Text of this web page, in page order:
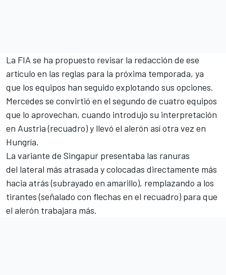
La FIA se ha propuesto revisar la redacción de ese
artículo en las reglas para la próxima temporada, ya
que los equipos han seguido explotando sus opciones.
Mercedes se convirtió en el segundo de cuatro equipos
que lo aprovechan, cuando introdujo su interpretación
en Austria(recuadro) y llevó el alerón así otra vez en
Hungría.
La variante de Singapur presentaba las ranuras
del lateral más atrasada y colocadas directamente más
hacia atrás (subrayado en amarillo), remplazando a los
tirantes (señalado con flechas en el recuadro) para que
el alerón trabajara más.